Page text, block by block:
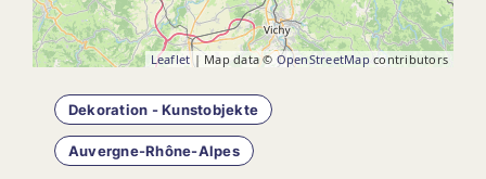
Leaflet| Map data © OpenStreetMapcontributors
Dekoration - Kunstobjekte
Auvergne-Rhône-Alpes